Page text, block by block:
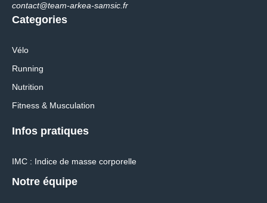
contact@team-arkea-samsic.fr
Categories
Vélo
Running
Nutrition
Fitness & Musculation
Infos pratiques
IMC : Indice de masse corporelle
Notre équipe